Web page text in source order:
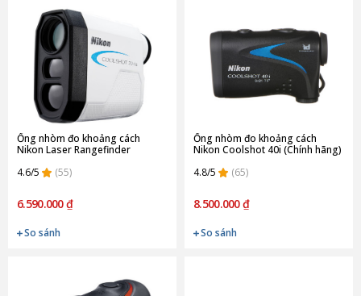
Ống nhòm đo khoảng cách
Nikon Laser Rangefinder
4.6/5
(55)
6.590.000 ₫
So sánh
Ống nhòm đo khoảng cách
Nikon Coolshot 40i (Chính hãng)
4.8/5
(65)
8.500.000 ₫
So sánh